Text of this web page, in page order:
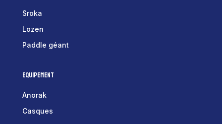
Sroka
Lozen
Paddle géant
Equipement
Anorak
Casques